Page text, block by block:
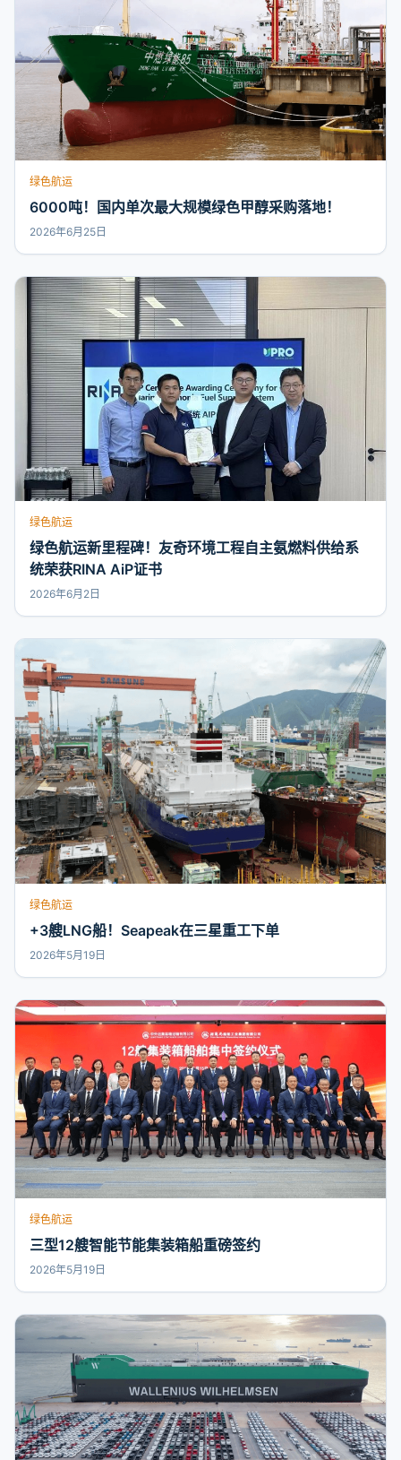
绿色航运
6000吨！国内单次最大规模绿色甲醇采购落地！
2026年6月25日
绿色航运
绿色航运新里程碑！友奇环境工程自主氨燃料供给系
统荣获RINA AiP证书
2026年6月2日
绿色航运
+3艘LNG船！Seapeak在三星重工下单
2026年5月19日
绿色航运
三型12艘智能节能集装箱船重磅签约
2026年5月19日